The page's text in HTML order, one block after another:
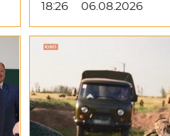
18:26 06.08.2026